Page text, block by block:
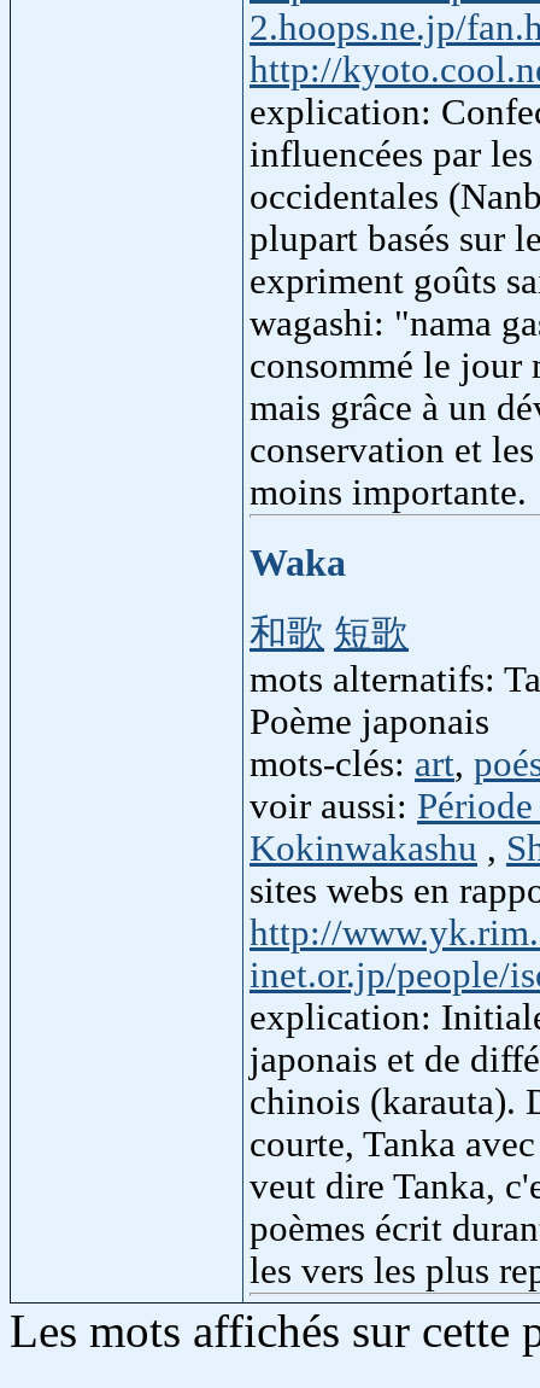
2.hoops.ne.jp/
http://
explication:
influencées par
occidentales
plupart basés sur
expriment goûts
wagashi: "nama
consommé le jour
mais grâce à un
conservation et
moins importante.
Waka
和歌 短歌
mots alternatifs:
Poème japonais
mots-clés: art,
voir aussi:
Kokinwakashu ,
sites webs en
http://
inet.or.jp/people/
explication:
japonais et de
chinois (karauta).
courte, Tanka
veut dire Tanka,
poèmes écrit
les vers les plus
Les mots affichés sur cette